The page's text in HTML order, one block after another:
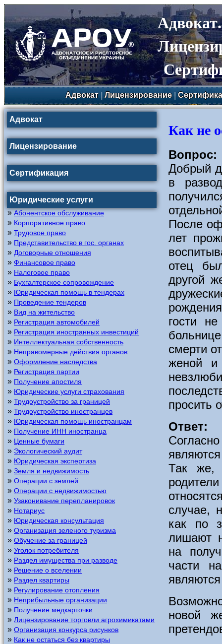
Адвокат|Лицензирование|
Адвокат
Лицензирование
Сертификация
Юридические услуги
»Абонентское обслуживание
» Корпоративное право
» Трудовое право
» Представительство в гос. органах
» Договорные отношения
» Финансовое право
» Налоговое право
» Бухгалтерское сопровождение
» Юридическая помощь в тендерах
» Проведение тендеров
» Вид на жительство
» Регистрация автомобилей
» Регистрация иностранных инвестиций
» Интеллектуальная собственность
» Неправомерные действия органов
» Оформление наследства
» Регистрация партии
» Получение апостиля
» Юридические услуги страхования
» Трудоустройство за границей
» Трудоустройство иностранцев
» Юридическая помощь иностранцам
» Получение ИНН иностранца
» Ценные бумаги
» Экологический аудит
» Юридическая экспертиза
» Земля и недвижимость
» Операции с землей
» Операции с недвижимостью
» Узаконивание перепланировок
» Нотариус
» Юридическая консультация
» Организация зеленого туризма
» Обучение за границей
» Уголок потребителя
» Раздел имущества при разводе
» Решение о вселении
» Раздел квартиры
» Регулирование отопления
» Неприбыльные организации
» Получение медкарточки
» Лицензирование торговли агрохимикатами
» Организация конкурса рисунков
» Как не остаться без квартиры
Как не
Вопрос:
Добрый
в
После
лет
отец
другой
гости
смерти
женой
просить
Ответ:
Так же,
случае,
как по
лишают
на
части
новой